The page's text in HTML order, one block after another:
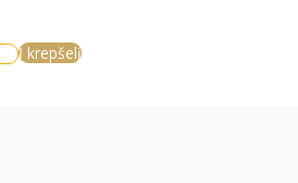
Į krepšelį